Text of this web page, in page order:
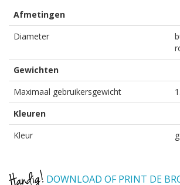
Afmetingen
Diameter
Gewichten
Maximaal gebruikersgewicht
Kleuren
Kleur
DOWNLOAD OF PRINT DE